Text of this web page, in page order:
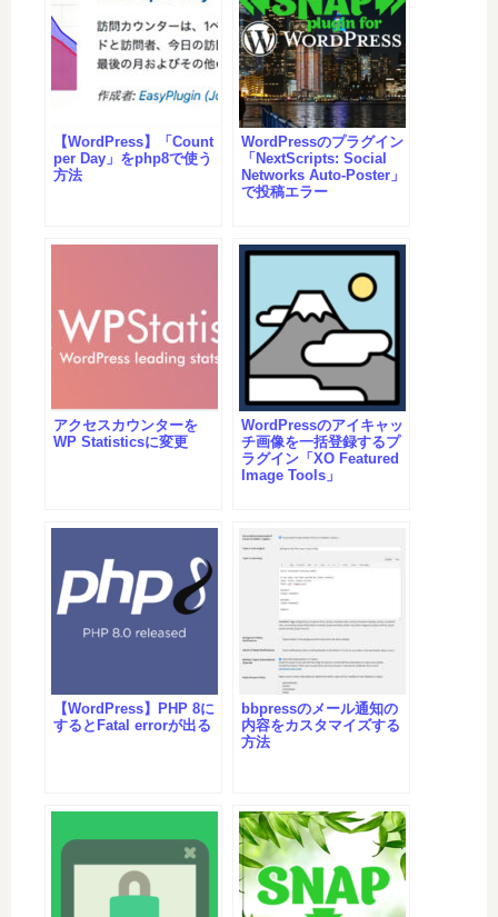
【WordPress】「Count
per Day」をphp8で使う
方法
WordPressのプラグイン
「NextScripts: Social
Networks Auto-Poster」
で投稿エラー
アクセスカウンターを
WP Statisticsに変更
WordPressのアイキャッ
チ画像を一括登録するプ
ラグイン「XO Featured
Image Tools」
【WordPress】PHP 8に
するとFatal errorが出る
bbpressのメール通知の
内容をカスタマイズする
方法